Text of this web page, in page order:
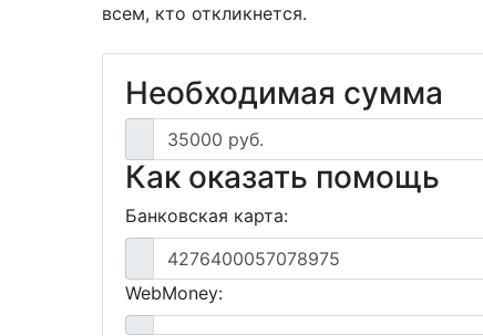
всем, кто откликнется.
Необходимая сумма
35000 руб.
Как оказать помощь
Банковская карта:
4276400057078975
WebMoney: